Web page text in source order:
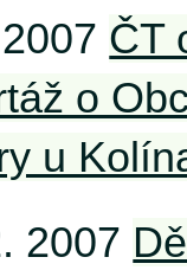
ČT
o
u
2007